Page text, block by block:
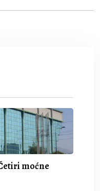
moćne